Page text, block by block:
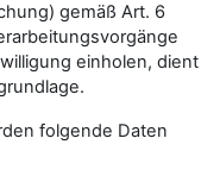
gemäß Art. 6
einholen, dient
folgende Daten